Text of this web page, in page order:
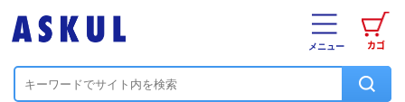
カゴ
メニュー